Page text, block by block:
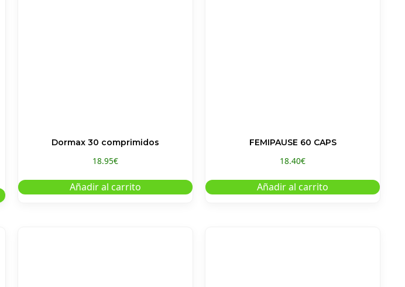
Dormax 30 comprimidos
18.95€
Añadir al carrito
FEMIPAUSE 60 CAPS
18.40€
Añadir al carrito